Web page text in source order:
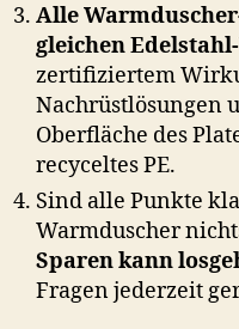
Alle
gleichen
zertifiziertem
Nachrüstlösungen
Oberfläche des
recyceltes PE.
Sind alle Punkte
Warmduscher
Sparen kann
Fragen jederzeit